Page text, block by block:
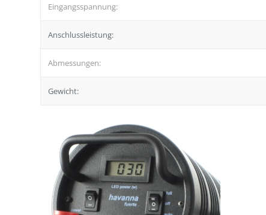
Eingangsspannung:
Anschlussleistung:
Abmessungen:
Gewicht: